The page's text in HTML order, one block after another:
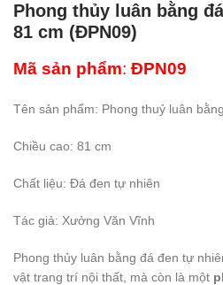
Phong thủy luân bằng
81 cm (ĐPN09)
Mã sản phẩm: ĐPN09
Tên sản phẩm: Phong thuỷ luân
Chiều cao: 81 cm
Chất liệu: Đá đen tự nhiên
Tác giả: Xưởng Văn Vĩnh
Phong thủy luân bằng đá đen tự
vật trang trí nội thất, mà còn là một